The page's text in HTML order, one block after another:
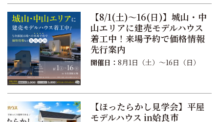
【8/1(土)〜16(日)】城山・中
山エリアに建売モデルハウス
着工中！来場予約で価格情報
先行案内
開催日： 8月1日（土）〜16日（日）
【ほったらかし見学会】平屋
モデルハウス in姶良市